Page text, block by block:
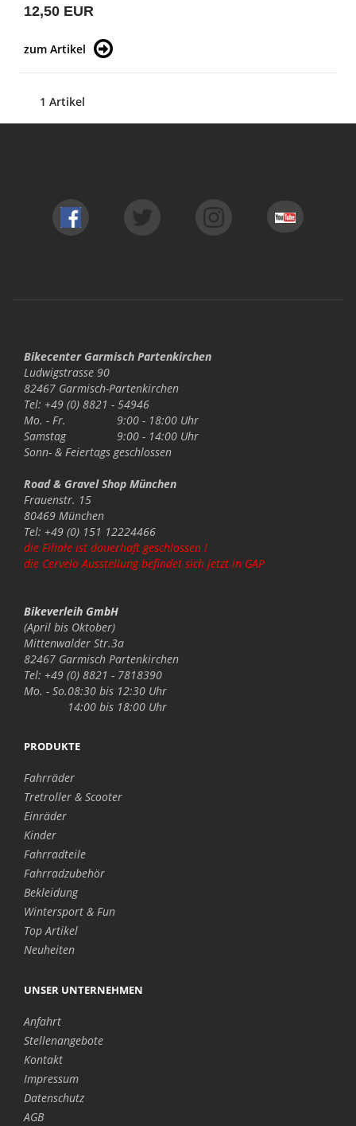
12,50 EUR
zum Artikel
1 Artikel
Bikecenter Garmisch Partenkirchen
Ludwigstrasse 90
82467 Garmisch-Partenkirchen
Tel: +49 (0) 8821 - 54946
Mo. - Fr.
9:00 - 18:00 Uhr
Samstag
9:00 - 14:00 Uhr
Sonn- & Feiertagsgeschlossen
Road & Gravel Shop München
Frauenstr. 15
80469 München
Tel: +49 (0) 151 12224466
die Filiale ist dauerhaft geschlossen !
die Cervelo Ausstellung befindet sich jetzt in GAP
Bikeverleih GmbH
(April bis Oktober)
Mittenwalder Str.3a
82467 Garmisch Partenkirchen
Tel: +49 (0) 8821 - 7818390
Mo. - So.08:30 bis 12:30 Uhr
14:00 bis 18:00 Uhr
PRODUKTE
Fahrräder
Tretroller & Scooter
Einräder
Kinder
Fahrradteile
Fahrradzubehör
Bekleidung
Wintersport & Fun
Top Artikel
Neuheiten
UNSER UNTERNEHMEN
Anfahrt
Stellenangebote
Kontakt
Impressum
Datenschutz
AGB